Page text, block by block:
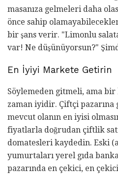
masanıza gelmeleri daha
önce sahip
bir şans verir. "Limonlu
var! Ne düşünüyorsun?"
En İyiyi Markete Getirin
Söylemeden gitmeli, ama bir
zaman iyidir. Çiftçi
mevcut olanın en iyisi
fiyatlarla doğrudan çiftlik
domatesleri kaydedin. Eski
yumurtaları yerel gıda
pazarında en çekici, en